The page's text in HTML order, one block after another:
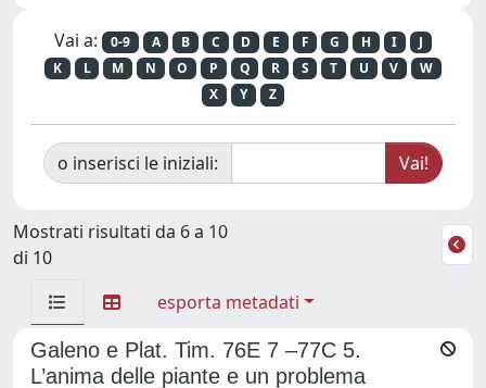
Vai a: 0-9 A B C D E F G H I
J
K
L M N O P Q R S T U V
W
X
Y Z
o inserisci le iniziali:
Mostrati risultati da 6 a 10
di 10
esporta metadati
Galeno e Plat. Tim. 76E 7 –77C 5.
L’anima delle piante e un problema